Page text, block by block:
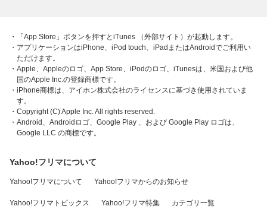
・「App Store」ボタンを押すとiTunes （外部サイト）が起動します。
・アプリケーションはiPhone、iPod touch、iPadまたはAndroidでご利用い
ただけます。
・Apple、Appleのロゴ、App Store、iPodのロゴ、iTunesは、米国および他
国のApple Inc.の登録商標です。
・iPhone商標は、アイホン株式会社のライセンスに基づき使用されていま
す。
・Copyright (C) Apple Inc. All rights reserved.
・Android、Androidロゴ、Google Play 、および Google Play ロゴは、
Google LLC の商標です。
Yahoo!フリマについて
Yahoo!フリマについて Yahoo!フリマからのお知らせ
Yahoo!フリマトピックス Yahoo!フリマ特集 カテゴリ一覧